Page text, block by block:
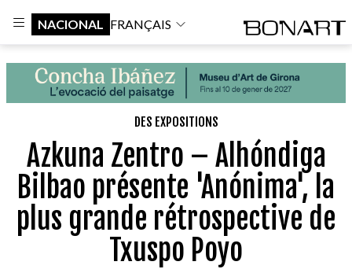
NACIONAL FRANÇAIS
DES EXPOSITIONS
Azkuna Zentro – Alhóndiga
Bilbao présente 'Anónima', la
plus grande rétrospective de
Txuspo Poyo